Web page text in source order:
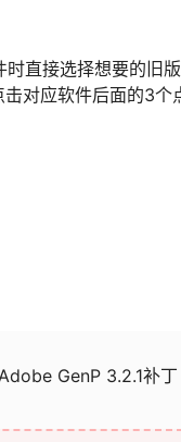
直接选择想要的旧
对应软件后面的3个
GenP 3.2.1补丁